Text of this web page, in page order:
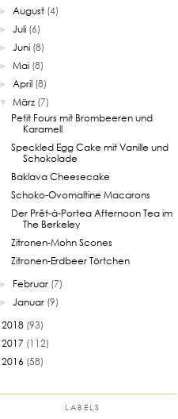
►August (4)
►Juli (6)
►Juni (8)
►Mai (8)
►April (8)
▼ März (7)
Petit Fours mit Brombeeren und
Karamell
Speckled Egg Cake mit Vanille und
Schokolade
Baklava Cheesecake
Schoko-Ovomaltine Macarons
Der Prêt-à-Portea Afternoon Tea im
The Berkeley
Zitronen-Mohn Scones
Zitronen-Erdbeer Törtchen
► Februar (7)
►Januar (9)
2018 (93)
2017 (112)
2016 (58)
LABELS